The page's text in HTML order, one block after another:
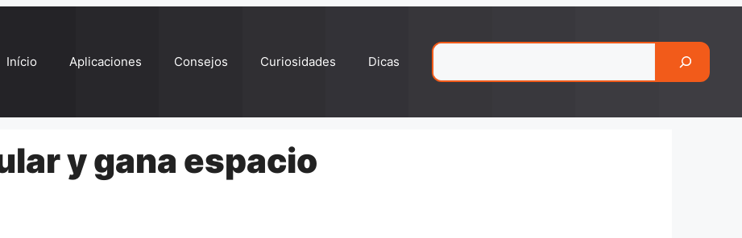
Início Aplicaciones Consejos Curiosidades Dicas
y gana espacio